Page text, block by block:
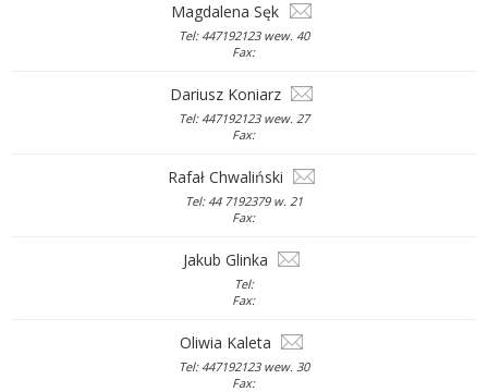
Magdalena Sęk
Tel: 447192123 wew. 40
Fax:
Dariusz Koniarz
Tel: 447192123 wew. 27
Fax:
Rafał Chwaliński
Tel: 44 7192379 w. 21
Fax:
Jakub Glinka
Tel:
Fax:
Oliwia Kaleta
Tel: 447192123 wew. 30
Fax: